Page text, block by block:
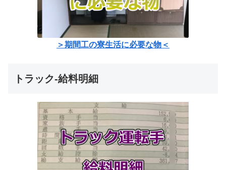
＞期間工の寮生活に必要な物＜
トラック-給料明細